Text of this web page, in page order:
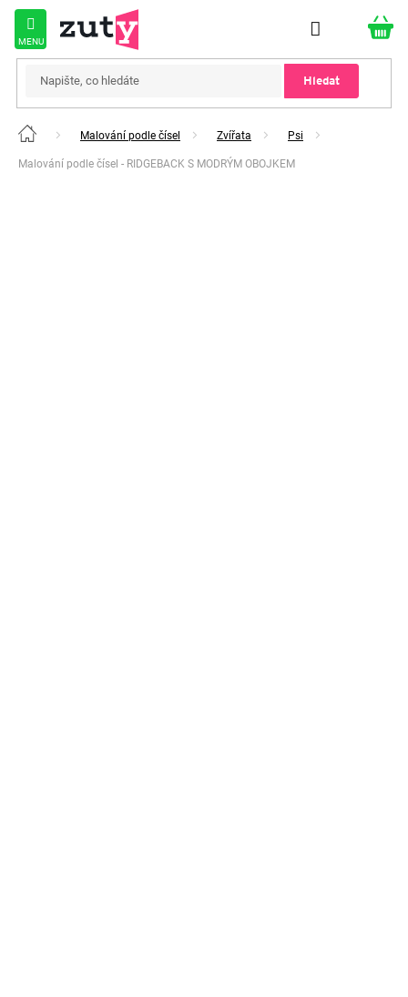
Přejít
obsah
Hledat
Domů Malování podle čísel Zvířata Psi
Malování podle čísel - RIDGEBACK S MODRÝM OBOJKEM